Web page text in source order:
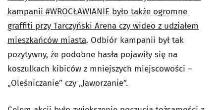
kampanii #WROCŁAWIANIE było także ogromne
graffiti przy Tarczyński Arena czy wideo z udziałem
mieszkańców miasta. Odbiór kampanii był tak
pozytywny, że podobne hasła pojawiły się na
koszulkach kibiców z mniejszych miejscowości –
„Oleśniczanie” czy „Jaworzanie”.